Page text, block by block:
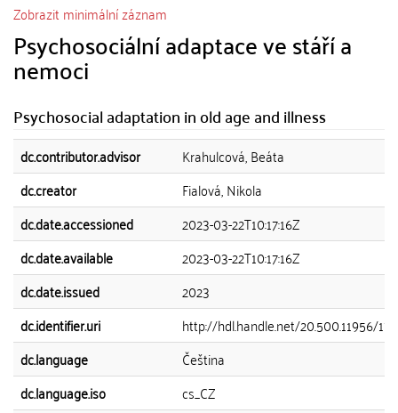
Zobrazit minimální záznam
Psychosociální adaptace ve stáří a
nemoci
Psychosocial adaptation in old age and illness
dc.contributor.advisor
Krahulcová, Beáta
dc.creator
Fialová, Nikola
dc.date.accessioned
2023-03-22T10:17:16Z
dc.date.available
2023-03-22T10:17:16Z
dc.date.issued
2023
dc.identifier.uri
http://hdl.handle.net/20.500.11956/
dc.language
Čeština
dc.language.iso
cs_CZ